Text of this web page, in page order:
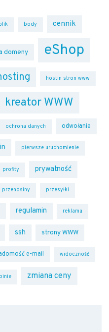
body cennik
domeny eShop
hostin stron www
kreator WWW
ochrona danych odwołanie
pierwsze uruchomienie
profity prywatność
przenosiny przesyłki
regulamin reklama
ssh strony WWW
e-mail widoczność
zmiana ceny